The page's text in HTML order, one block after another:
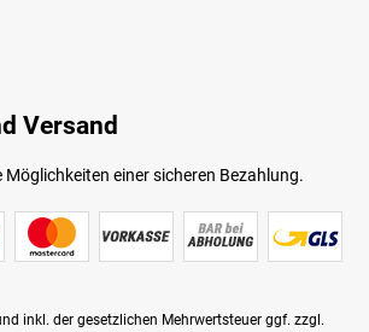
Versand
Möglichkeiten einer sicheren Bezahlung.
inkl. der gesetzlichen Mehrwertsteuer ggf. zzgl.